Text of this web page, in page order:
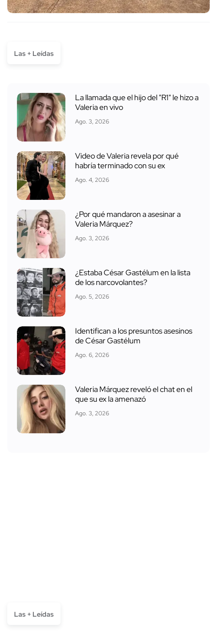
Las + Leídas
La llamada que el hijo del "R1" le hizo a
Valeria en vivo
Ago. 3, 2026
Video de Valeria revela por qué
habría terminado con su ex
Ago. 4, 2026
¿Por qué mandaron a asesinar a
Valeria Márquez?
Ago. 3, 2026
¿Estaba César Gastélum en la lista
de los narcovolantes?
Ago. 5, 2026
Identifican a los presuntos asesinos
de César Gastélum
Ago. 6, 2026
Valeria Márquez reveló el chat en el
que su ex la amenazó
Ago. 3, 2026
Las + Leídas